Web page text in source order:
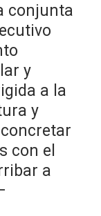
conjunta
y
a la
y
con el
a